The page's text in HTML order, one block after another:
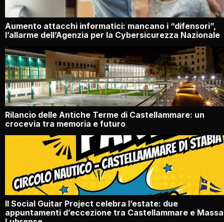
Aumento attacchi informatici: mancano i “difensori”,
l’allarme dell’Agenzia per la Cybersicurezza Nazionale
Rilancio delle Antiche Terme di Castellammare: un
crocevia tra memoria e futuro
Il Social Guitar Project celebra l’estate: due
appuntamenti d’eccezione tra Castellammare e Massa